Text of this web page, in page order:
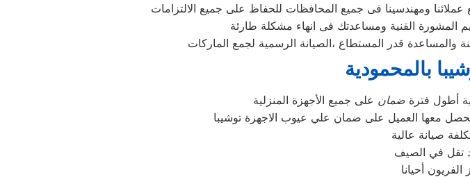
ومهندسينا فى جميع المحافظات للحفاظ على جميع الالتزامات
المشورة القنية ومساعدتك فى انهاء مشكلة طارئة
قدر المستطاع ،الصيانة الرسمية لجمع الماركات
بالمحمودية
أطول فترة ضمان
معها العميل على ضمان علي عيوب الاجهزة توشيبا